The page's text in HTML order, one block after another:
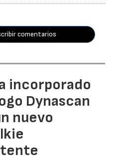
comentarios
incorporado
Dynascan
nuevo